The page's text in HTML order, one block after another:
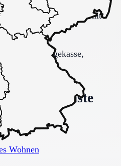
(ja, nein, unklar) mit
(privat, Pflegekasse,
und nächste
Wohnen